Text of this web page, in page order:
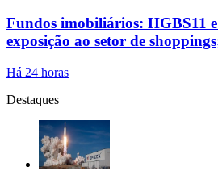
Fundos imobiliários: HGBS11
exposição ao setor de
Há 24 horas
Destaques